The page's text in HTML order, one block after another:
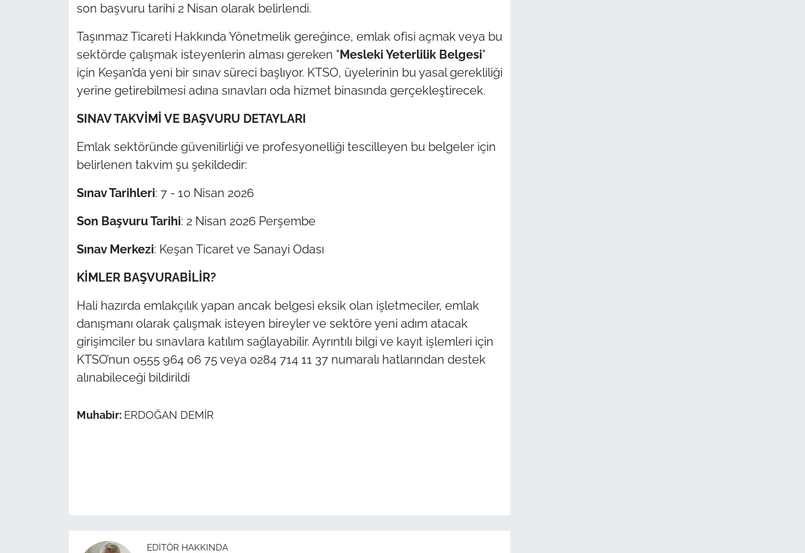
son başvuru tarihi 2 Nisan olarak belirlendi.
Taşınmaz Ticareti Hakkında Yönetmelik gereğince, emlak ofisi açmak veya bu
sektörde çalışmak isteyenlerin alması gereken "Mesleki Yeterlilik Belgesi"
için Keşan’da yeni bir sınav süreci başlıyor. KTSO, üyelerinin bu yasal gerekliliği
yerine getirebilmesi adına sınavları oda hizmet binasında gerçekleştirecek.
SINAV TAKVİMİ VE BAŞVURU DETAYLARI
Emlak sektöründe güvenilirliği ve profesyonelliği tescilleyen bu belgeler için
belirlenen takvim şu şekildedir:
Sınav Tarihleri: 7 - 10 Nisan 2026
Son Başvuru Tarihi: 2 Nisan 2026 Perşembe
Sınav Merkezi: Keşan Ticaret ve Sanayi Odası
KİMLER BAŞVURABİLİR?
Hali hazırda emlakçılık yapan ancak belgesi eksik olan işletmeciler, emlak
danışmanı olarak çalışmak isteyen bireyler ve sektöre yeni adım atacak
girişimciler bu sınavlara katılım sağlayabilir. Ayrıntılı bilgi ve kayıt işlemleri için
KTSO’nun 0555 964 06 75 veya 0284 714 11 37 numaralı hatlarından destek
alınabileceği bildirildi
Muhabir: ERDOĞAN DEMİR
EDITÖR HAKKINDA
Dış Haberler
İş Dünyası
Canlı Maç